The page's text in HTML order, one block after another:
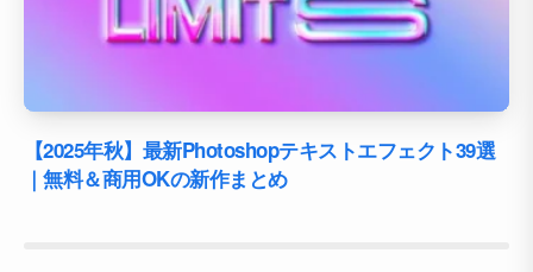
【2025年秋】最新Photoshopテキストエフェクト39選
｜無料＆商用OKの新作まとめ